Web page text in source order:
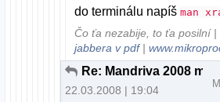
do terminálu napíšman
Čo ťa nezabije, to ťa posilní |
jabbera v pdf|
22.03.2008 | 19:04